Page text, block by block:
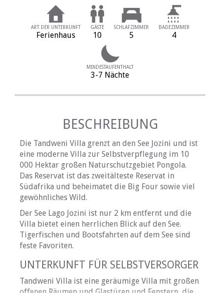
ART DER UNTERKUNFT
Ferienhaus
GÄSTE
10
SCHLAFZIMMER
5
BADEZIMMER
4
MINDESTAUFENTHALT
3-7 Nächte
BESCHREIBUNG
Die Tandweni Villa grenzt an den See Jozini und ist
eine moderne Villa zur Selbstverpflegung im 10
000 Hektar großen Naturschutzgebiet Pongola.
Das Reservat ist das zweitälteste Reservat in
Südafrika und beheimatet die Big Four sowie viel
gewöhnliches Wild.
Der See Lago Jozini ist nur 2 km entfernt und die
Villa bietet einen herrlichen Blick auf den See.
Tigerfischen und Bootsfahrten auf dem See sind
feste Favoriten.
UNTERKUNFT FÜR SELBSTVERSORGER
Tandweni Villa ist eine geräumige Villa mit großen